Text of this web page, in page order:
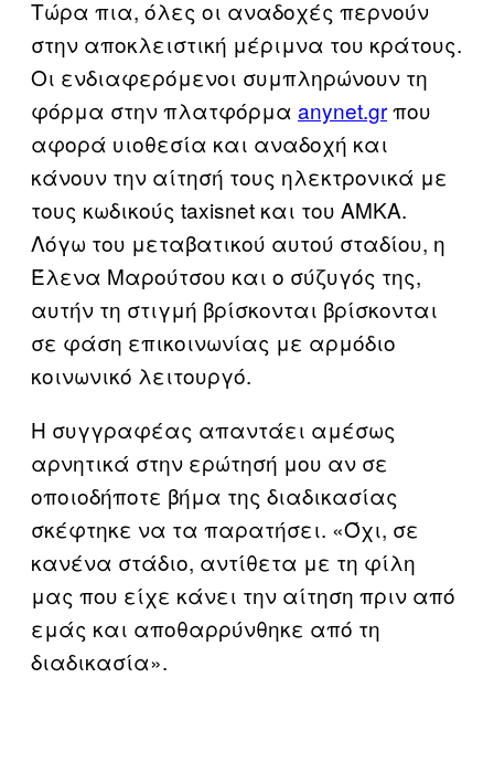
Τώρα πια, όλες οι αναδοχές περνούν
στην αποκλειστική μέριμνα του κράτους.
Οι ενδιαφερόμενοι συμπληρώνουν τη
φόρμα στην πλατφόρμα anynet.grπου
αφορά υιοθεσία και αναδοχή και
κάνουν την αίτησή τους ηλεκτρονικά με
τους κωδικούς taxisnet και του ΑΜΚΑ.
Λόγω του μεταβατικού αυτού σταδίου, η
Έλενα Μαρούτσου και ο σύζυγός της,
αυτήν τη στιγμή βρίσκονται βρίσκονται
σε φάση επικοινωνίας με αρμόδιο
κοινωνικό λειτουργό.
Η συγγραφέας απαντάει αμέσως
αρνητικά στην ερώτησή μου αν σε
οποιοδήποτε βήμα της διαδικασίας
σκέφτηκε να τα παρατήσει. «Όχι, σε
κανένα στάδιο, αντίθετα με τη φίλη
μας που είχε κάνει την αίτηση πριν από
εμάς και αποθαρρύνθηκε από τη
διαδικασία».